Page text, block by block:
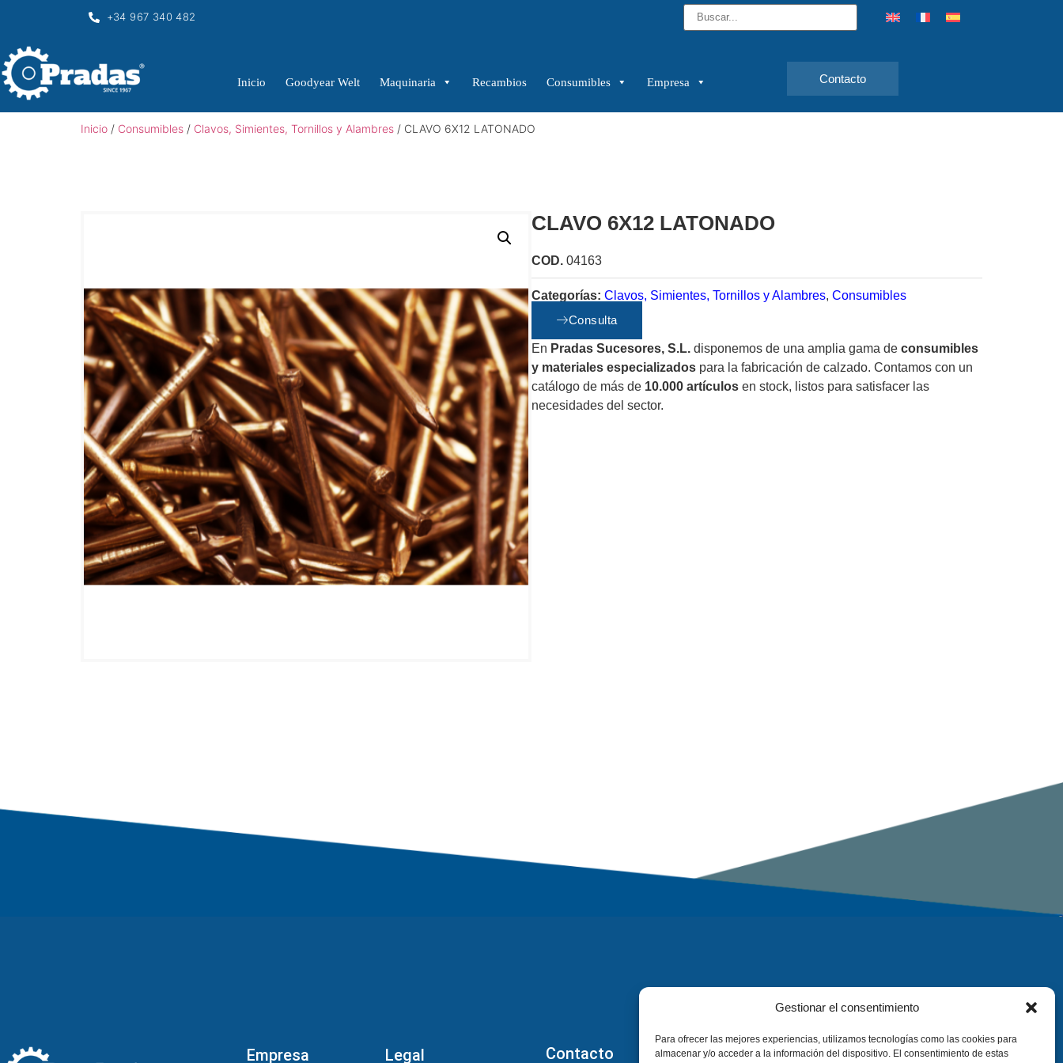
Gestionar el consentimiento
Para ofrecer las mejores experiencias, utilizamos tecnologías como las cookies para
almacenar y/o acceder a la información del dispositivo. El consentimiento de estas
+34 967 340 482
Inicio Goodyear Welt Maquinaria Recambios Consumibles Empresa Contacto
Inicio / Consumibles / Clavos, Simientes, Tornillos y Alambres / CLAVO 6X12 LATONADO
CLAVO 6X12 LATONADO
COD. 04163
Categorías: Clavos, Simientes, Tornillos y Alambres, Consumibles
Consulta
En Pradas Sucesores, S.L. disponemos de una amplia gama de consumibles
y materiales especializados para la fabricación de calzado. Contamos con un
catálogo de más de 10.000 artículos en stock, listos para satisfacer las
necesidades del sector.
Empresa Legal Contacto